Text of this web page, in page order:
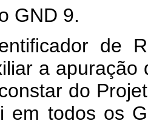
GND 9.
de
a
do
em todos os